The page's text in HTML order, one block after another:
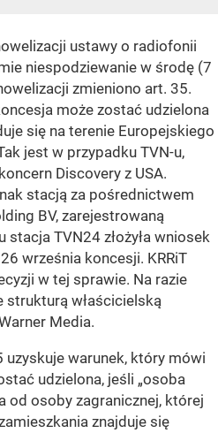
ustawy o radiofonii
niespodziewanie w środę (7
zmieniono art. 35.
może zostać udzielona
się na terenie Europejskiego
jest w przypadku TVN-u,
Discovery z USA.
stacją za pośrednictwem
BV, zarejestrowaną
TVN24 złożyła wniosek
września koncesji. KRRiT
w tej sprawie. Na razie
strukturą właścicielską
Media.
warunek, który mówi
udzielona, jeśli „osoba
od osoby zagranicznej, której
znajduje się